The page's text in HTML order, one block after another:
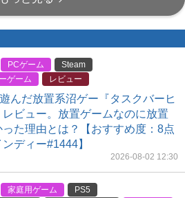
PCゲーム
Steam
ゲーム
レビュー
んだ放置系沼ゲー『タスクバーヒ
レビュー。放置ゲームなのに放置
った理由とは？【おすすめ度：8点
ンディー#1444】
2026-08-02 12:30
家庭用ゲーム
PS5